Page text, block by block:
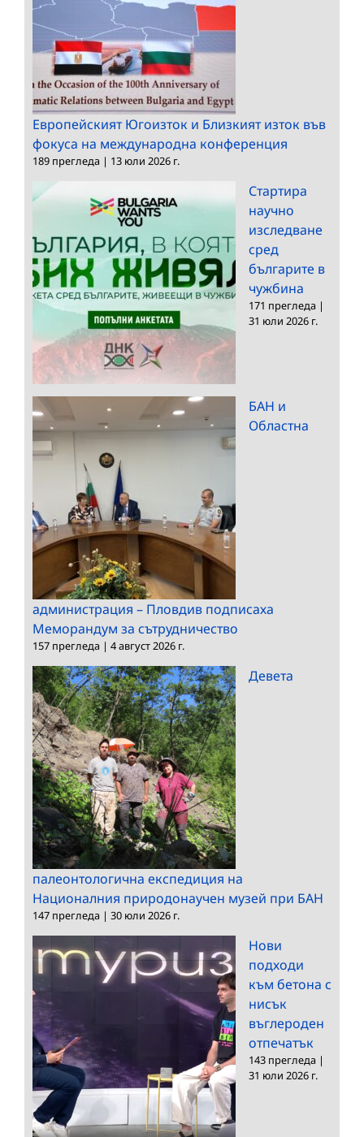
Европейският Югоизток и Близкият изток във
фокуса на международна конференция
189 прегледа | 13 юли 2026 г.
Стартира
научно
изследване
сред
българите в
чужбина
171 прегледа |
31 юли 2026 г.
БАН и
Областна
администрация – Пловдив подписаха
Меморандум за сътрудничество
157 прегледа | 4 август 2026 г.
Девета
палеонтологична експедиция на
Националния природонаучен музей при БАН
147 прегледа | 30 юли 2026 г.
Нови
подходи
към бетона с
нисък
въглероден
отпечатък
143 прегледа |
31 юли 2026 г.